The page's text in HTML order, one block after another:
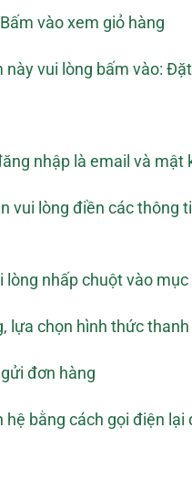
vào xem giỏ hàng
vui lòng bấm vào:
nhập là email và
vui lòng điền các
nhấp chuột vào
lựa chọn hình thức
đơn hàng
bằng cách gọi điện